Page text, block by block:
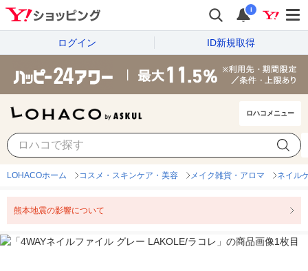
i
ログイン ID新規取得
ロハコメニュー
LOHACOホーム コスメ・スキンケア・美容 メイク雑貨・アロマ ネイル
熊本地震の影響について